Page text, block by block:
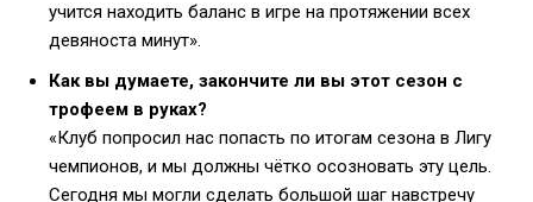
учится находить баланс в игре на протяжении всех
девяноста минут».
Как вы думаете, закончите ли вы этот сезон с
трофеем в руках?
«Клуб попросил нас попасть по итогам сезона в Лигу
чемпионов, и мы должны чётко осозновать эту цель.
Сегодня мы могли сделать большой шаг навстречу